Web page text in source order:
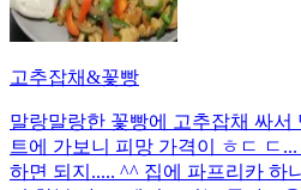
고추잡채&꽃빵
말랑말랑한 꽃빵에 고추잡채 싸서
트에 가보니 피망 가격이 ㅎㄷ ㄷ
하면 되지..... ^^ 집에 파프리카 하